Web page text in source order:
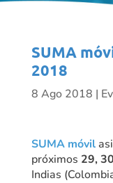
SUMA
2018
8 Ago 2018 |
SUMA móvil
próximos 29,
Indias